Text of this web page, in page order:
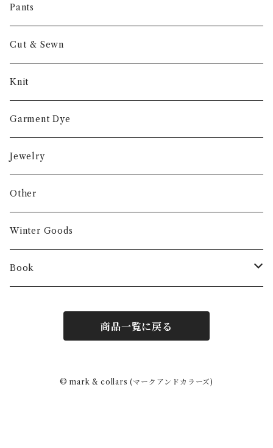
Other
Pants
Cut & Sewn
Knit
Garment Dye
Jewelry
Other
Winter Goods
Book
商品一覧に戻る
© mark & collars (マークアンドカラーズ)